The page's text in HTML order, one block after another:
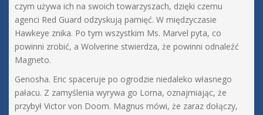
czym używa ich na swoich towarzyszach, dzięki czemu
agenci Red Guard odzyskują pamięć. W międzyczasie
Hawkeye znika. Po tym wszystkim Ms. Marvel pyta, co
powinni zrobić, a Wolverine stwierdza, że powinni odnaleźć
Magneto.
Genosha. Eric spaceruje po ogrodzie niedaleko własnego
pałacu. Z zamyślenia wyrywa go Lorna, oznajmiając, że
przybył Victor von Doom. Magnus mówi, że zaraz dołączy,